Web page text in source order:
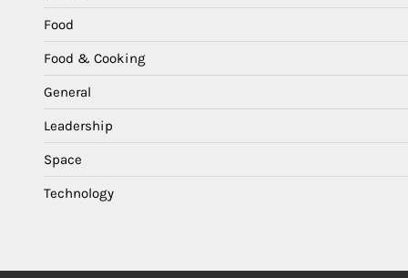
Food
Food & Cooking
General
Leadership
Space
Technology